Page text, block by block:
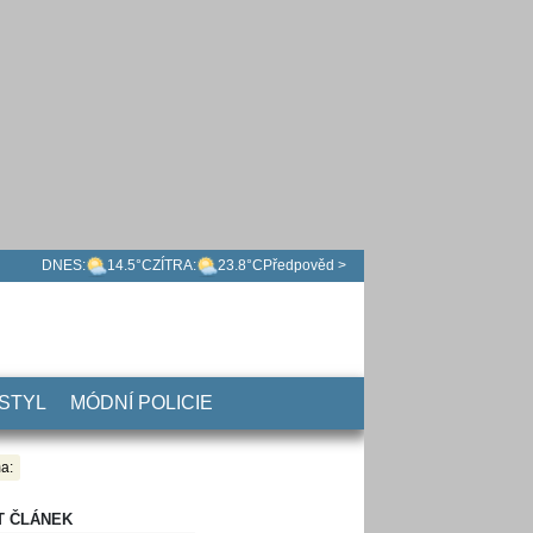
DNES: 14.5°CZÍTRA: 23.8°C Předpověd >
MÓDNÍ POLICIE
ČLÁNEK